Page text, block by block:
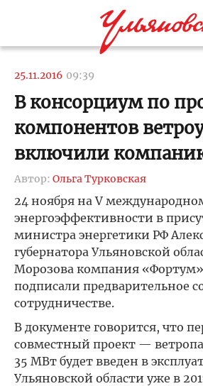
25.11.2016 09:39
В консорциум по
компонентов
включили
Автор: Ольга Турковская
24 ноября на V
энергоэффективности в
министра энергетики РФ
губернатора Ульяновской
Морозова компания
подписали предварительное
сотрудничестве.
В документе говорится, что
совместный проект —
35 МВт будет введен в
Ульяновской области уже в